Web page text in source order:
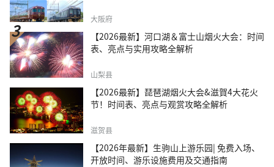
大阪府
【2026最新】河口湖＆富士山烟火大会：时间
表、亮点与实用攻略全解析
山梨县
【2026最新】琵琶湖烟火大会&滋賀4大花火
节！时间表、亮点与观赏攻略全解析
滋贺县
【2026年最新】生驹山上游乐园| 免费入场、
开放时间、游乐设施费用及交通指南